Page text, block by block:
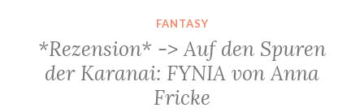
FANTASY
*Rezension* -> Auf den Spuren
der Karanai: FYNIA von Anna
Fricke